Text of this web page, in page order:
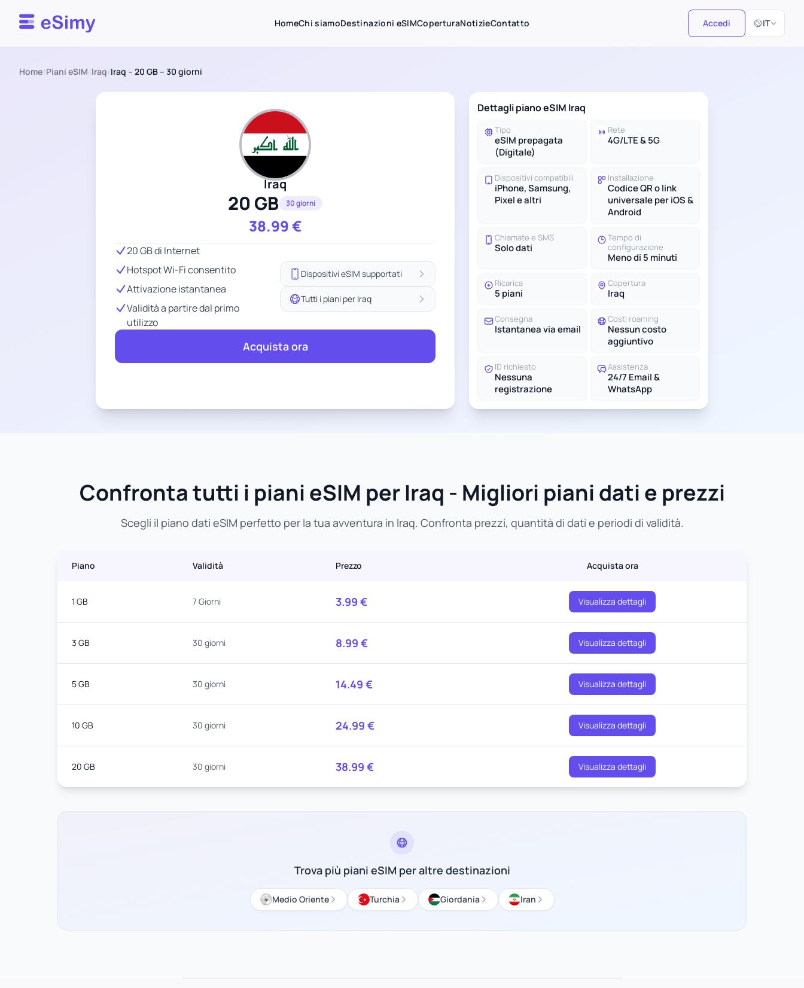
Esimy HomeChi siamoDestinazioni eSIMCoperturaNotizieContatto Accedi IT
Seleziona la
Home/Piani eSIM/Iraq/Iraq – 20 GB – 30 giorni
Iraq
20 GB 30 giorni
38.99€
20 GB di Internet
Hotspot Wi-Fi consentito
Attivazione istantanea
Validità a partire dal primo
utilizzo
Dispositivi eSIM supportati
Tutti i piani per Iraq
Acquista ora
Dettagli piano eSIM Iraq
Tipo
eSIM prepagata
(Digitale)
Rete
4G/LTE & 5G
Dispositivi compatibili
iPhone, Samsung,
Pixel e altri
Installazione
Codice QR o link
universale per iOS &
Android
Chiamate e SMS
Solo dati
Tempo di
configurazione
Meno di 5 minuti
Ricarica
5 piani
Copertura
Iraq
Consegna
Istantanea via email
Costi roaming
Nessun costo
aggiuntivo
ID richiesto
Nessuna
registrazione
Assistenza
24/7 Email &
WhatsApp
Confronta tutti i piani eSIM per Iraq - Migliori piani dati e prezzi
Scegli il piano dati eSIM perfetto per la tua avventura in Iraq. Confronta prezzi, quantità di dati e periodi di validità.
Piano Validità Prezzo Acquista ora
1 GB 7 Giorni 3.99 € Visualizza dettagli
3 GB 30 giorni 8.99 € Visualizza dettagli
5 GB 30 giorni 14.49 € Visualizza dettagli
10 GB 30 giorni 24.99 € Visualizza dettagli
20 GB 30 giorni 38.99 € Visualizza dettagli
Trova più piani eSIM per altre destinazioni
Medio Oriente Turchia Giordania Iran